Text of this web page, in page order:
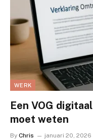
WERK
Een VOG
moet weten
By Chris januari 20, 2026